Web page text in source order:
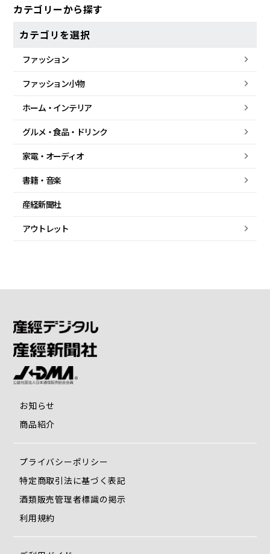
カテゴリーから探す
カテゴリを選択
ファッション
ファッション小物
ホーム・ インテリア
グルメ・食品・ ドリンク
家電・ オーディオ
書籍・音楽
産経新聞社
アウトレット
お知らせ
商品紹介
プライバシーポリシー
特定商取引法に基づく表記
酒類販売管理者標識の掲示
利用規約